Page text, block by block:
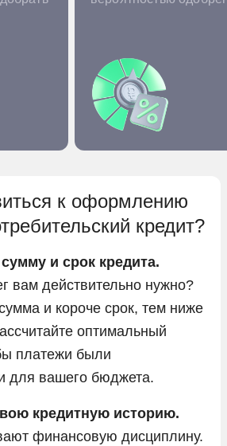
к оформлению
кредит?
и срок кредита.
вам действительно нужно?
и короче срок, тем ниже
оптимальный
платежи были
для вашего бюджета.
кредитную историю.
финансовую дисциплину.